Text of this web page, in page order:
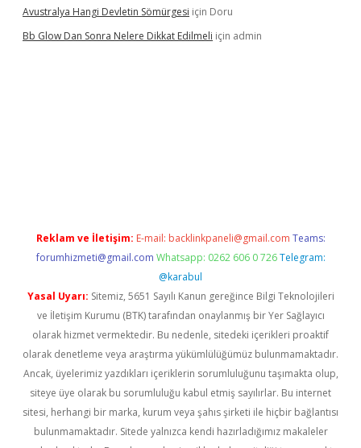
Avustralya Hangi Devletin Sömürgesi için Doru
Bb Glow Dan Sonra Nelere Dikkat Edilmeli için admin
Reklam ve İletişim: E-mail: backlinkpaneli@gmail.com Teams:
forumhizmeti@gmail.com Whatsapp: 0262 606 0 726 Telegram:
@karabul
Yasal Uyarı: Sitemiz, 5651 Sayılı Kanun gereğince Bilgi Teknolojileri
ve İletişim Kurumu (BTK) tarafından onaylanmış bir Yer Sağlayıcı
olarak hizmet vermektedir. Bu nedenle, sitedeki içerikleri proaktif
olarak denetleme veya araştırma yükümlülüğümüz bulunmamaktadır.
Ancak, üyelerimiz yazdıkları içeriklerin sorumluluğunu taşımakta olup,
siteye üye olarak bu sorumluluğu kabul etmiş sayılırlar. Bu internet
sitesi, herhangi bir marka, kurum veya şahıs şirketi ile hiçbir bağlantısı
bulunmamaktadır. Sitede yalnızca kendi hazırladığımız makaleler